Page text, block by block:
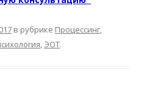
в рубрике Процессинг,
, ЭОТ.